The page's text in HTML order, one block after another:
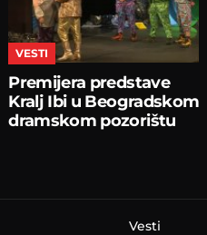
VESTI
Premijera predstave
Kralj Ibi u Beogradskom
dramskom pozorištu
Vesti